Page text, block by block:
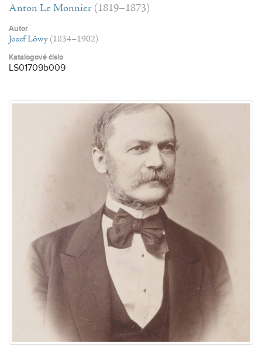
Anton Le Monnier (1819–1873)
Autor
Josef Löwy (1834–1902)
Katalogové číslo
LS01709b009